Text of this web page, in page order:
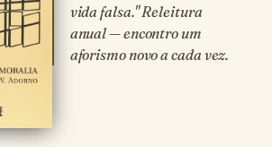
vida falsa." Releitura
anual — encontro um
aforismo novo a cada vez.